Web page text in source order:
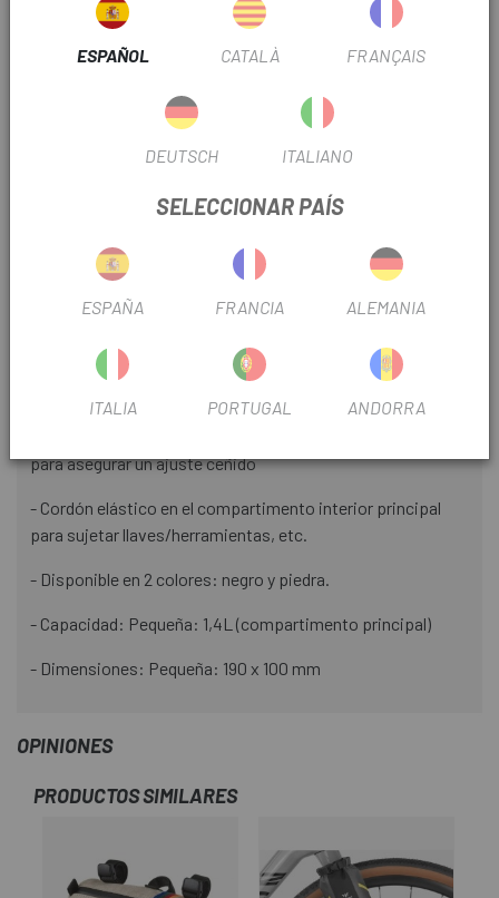
preciadas posesiones permanezcan secas incluso en
condiciones meteorológicas extremas. La banda
Especificaciones:
- Poliéster 900D con revestimiento impermeable y núcleo
- Cremallera impermeable YKK® Aquaguard® con lengüeta
de gran tamaño para facilitar el acceso a la bolsa con una
sola mano
- Bolsillo plano con solapa de malla elástica
- Banda reflectante impresa JRC - Bolsillos de
para asegurar un ajuste ceñido
- Cordón elástico en el compartimento interior principal
para sujetar llaves/herramientas, etc.
- Disponible en 2 colores: negro y piedra.
- Capacidad: Pequeña: 1,4L (compartimento principal)
- Dimensiones: Pequeña: 190 x 100 mm
OPINIONES
PRODUCTOS SIMILARES
ESPAÑOL CATALÀ FRANÇAIS
DEUTSCH ITALIANO
SELECCIONAR PAÍS
ESPAÑA FRANCIA ALEMANIA
ITALIA PORTUGAL ANDORRA